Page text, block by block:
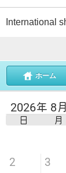
International
ホーム